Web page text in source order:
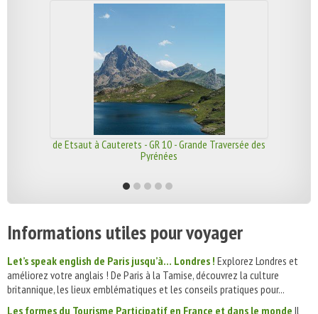
de Etsaut à Cauterets - GR 10 - Grande Traversée des
Pyrénées
Informations utiles pour voyager
Let’s speak english de Paris jusqu’à… Londres ! Explorez Londres et
améliorez votre anglais ! De Paris à la Tamise, découvrez la culture
britannique, les lieux emblématiques et les conseils pratiques pour...
Les formes du Tourisme Participatif en France et dans le monde Il